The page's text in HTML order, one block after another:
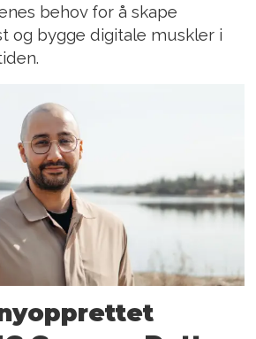
behov for å skape
og bygge digitale muskler i